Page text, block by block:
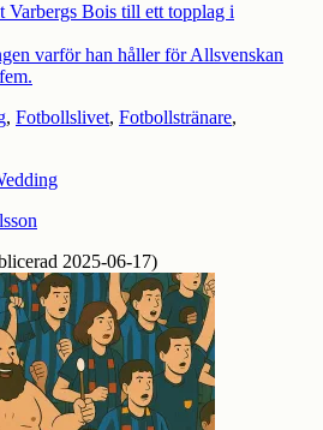
Varbergs Bois till ett topplag i
varför han håller för Allsvenskan
, Fotbollslivet, Fotbollstränare,
2025-06-17)